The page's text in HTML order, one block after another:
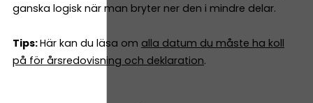
ganska logisk när man bryter ner den i mindre delar.
Tips:Här kan du läsa om alla datum du måste ha koll
på för årsredovisning och deklaration.